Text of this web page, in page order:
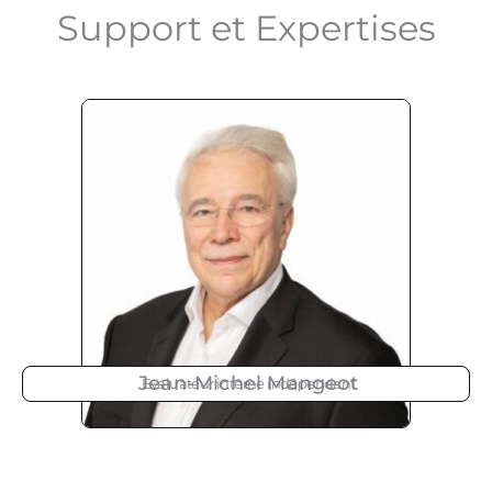
Support et Expertises
Jean-Michel Mangeot
Evaluateur interne indépendant